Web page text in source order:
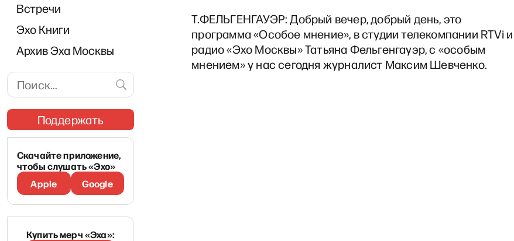
Встречи
Эхо Книги
Архив Эха Москвы
Поддержать
Скачайте приложение,
чтобы слушать «Эхо»
Apple
Google
Купить мерч «Эха»:
Т.ФЕЛЬГЕНГАУЭР: Добрый вечер, добрый день, это
программа «Особое мнение», в студии телекомпании RTVi и
радио «Эхо Москвы» Татьяна Фельгенгауэр, с «особым
мнением» у нас сегодня журналист Максим Шевченко.